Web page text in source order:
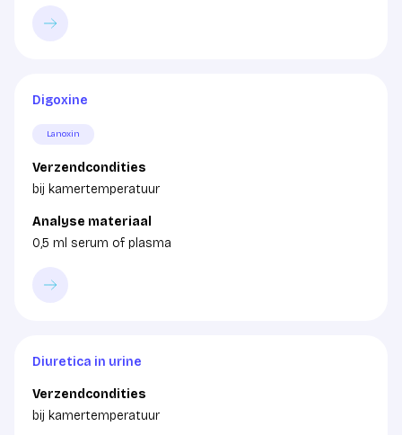
Digoxine
Lanoxin
Verzendcondities
bij kamertemperatuur
Analyse materiaal
0,5 ml serum of plasma
Diuretica in urine
Verzendcondities
bij kamertemperatuur